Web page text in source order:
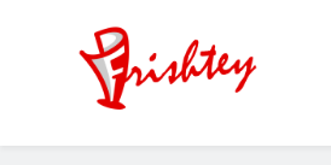
Your Window to the World